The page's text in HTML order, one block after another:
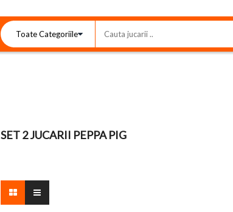
SET 2 JUCARII PEPPA PIG